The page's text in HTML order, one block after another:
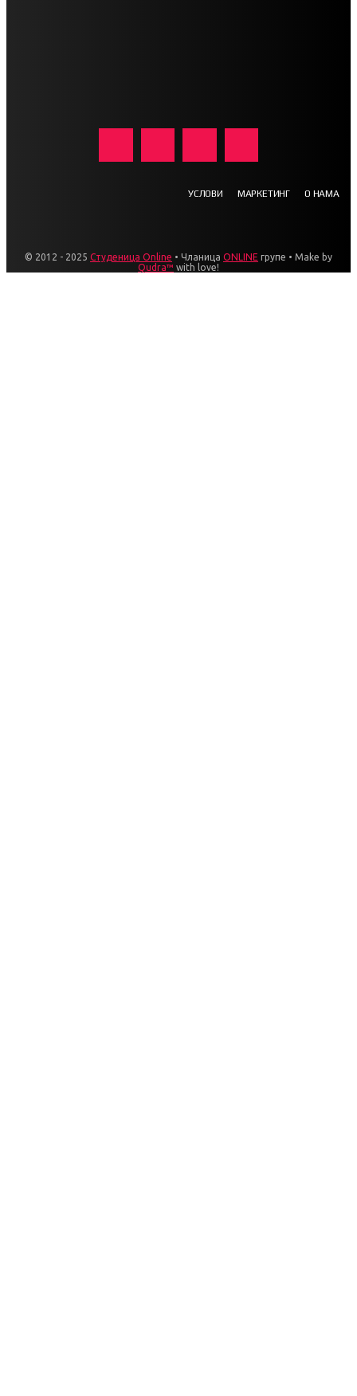
УСЛОВИ МАРКЕТИНГ О НАМА
© 2012 - 2025 Студеница Online • Чланица ONLINE групе • Make by
Qudra™ with love!